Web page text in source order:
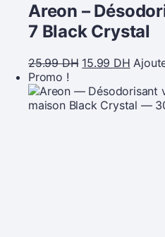
Areon –
7 Black Crystal
25.99DH 15.99 DH
Promo !